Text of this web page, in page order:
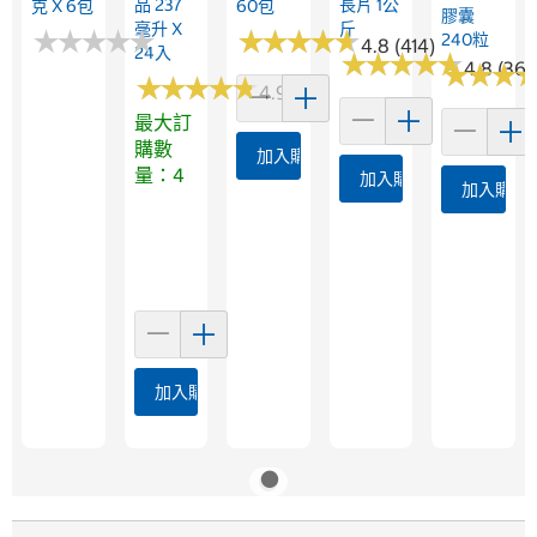
克 X 6包
★★★★★
★★★★★
品 237
毫升 X
24入
★★★★★
★★★★★4.9 (101)
最大訂
購數
量：4
加入購物車
60包
★★★★★
★★★★★4.8 (414)
加入購物車
長片 1公
斤
★★★★★
★★★★★4.8
加入購物車
膠囊
240粒
★★★
★★★
加入購物